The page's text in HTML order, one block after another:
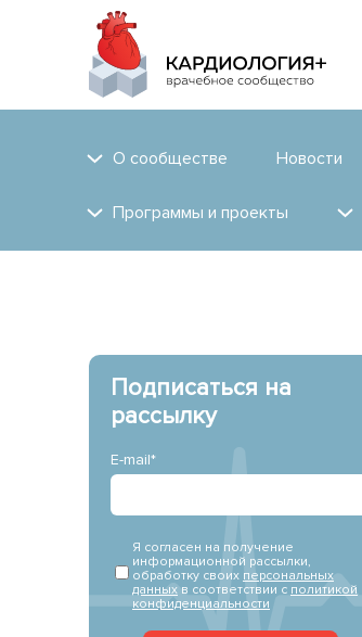
О сообществе Новости
Программы и проекты
Подписаться на
рассылку
E-mail*
Я согласен на получение
информационной рассылки,
обработку своих персональных
данных в соответствии с политикой
конфиденциальности